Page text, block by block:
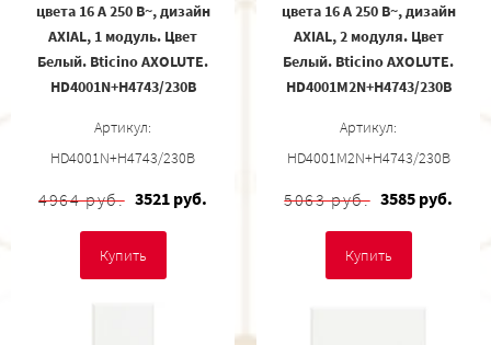
цвета 16 А 250 В~, дизайн
AXIAL, 1 модуль. Цвет
Белый. Bticino AXOLUTE.
HD4001N+H4743/230B
Артикул:
HD4001N+H4743/230B
4964 руб. 3521 руб.
Купить
цвета 16 А 250 В~, дизайн
AXIAL, 2 модуля. Цвет
Белый. Bticino AXOLUTE.
HD4001M2N+H4743/230B
Артикул:
HD4001M2N+H4743/230B
5063 руб. 3585 руб.
Купить